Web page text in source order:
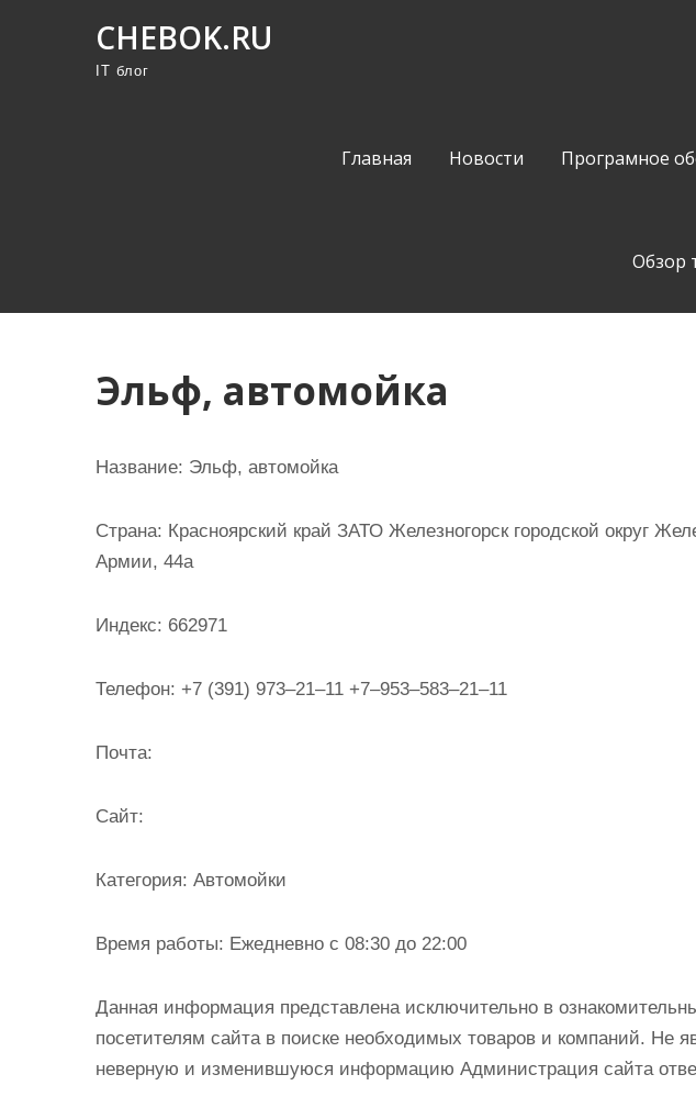
CHEBOK.RU
IT блог
Главная Новости Програмное
Обзор
Эльф, автомойка
Название: Эльф, автомойка
Страна: Красноярский край ЗАТО Железногорск городской округ
Армии, 44а
Индекс: 662971
Телефон: +7 (391) 973‒21‒11 +7‒953‒583‒21‒11
Почта:
Cайт:
Категория: Автомойки
Время работы: Ежедневно с 08:30 до 22:00
Данная информация представлена исключительно в
посетителям сайта в поиске необходимых товаров и компаний. Не
неверную и изменившуюся информацию Администрация сайта